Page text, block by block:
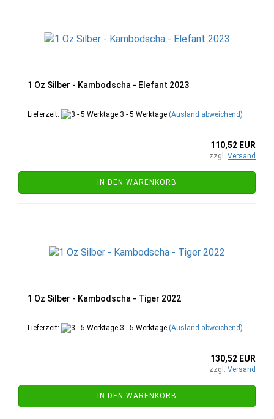
1 Oz Silber - Kambodscha - Elefant 2023
Lieferzeit: 3 - 5 Werktage (Ausland abweichend)
110,52 EUR
zzgl. Versand
IN DEN WARENKORB
1 Oz Silber - Kambodscha - Tiger 2022
Lieferzeit: 3 - 5 Werktage (Ausland abweichend)
130,52 EUR
zzgl. Versand
IN DEN WARENKORB